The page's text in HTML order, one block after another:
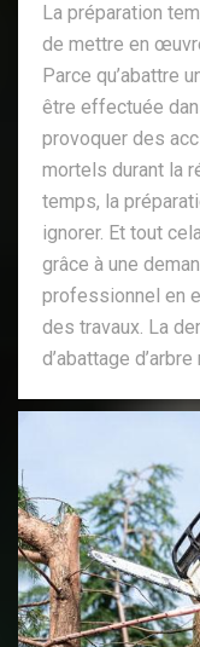
La préparation
de mettre en
Parce qu’abattre
être effectuée
provoquer des
mortels durant la
temps, la
ignorer. Et tout
grâce à une
professionnel en
des travaux. La
d’abattage